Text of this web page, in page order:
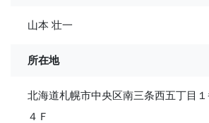
山本 壮一
所在地
北海道札幌市中央区南三条西五丁目
４Ｆ